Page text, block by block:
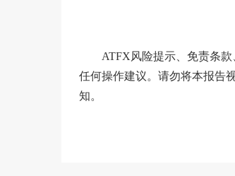
ATFX风险提示、免责条
任何操作建议。请勿将本报告
知。